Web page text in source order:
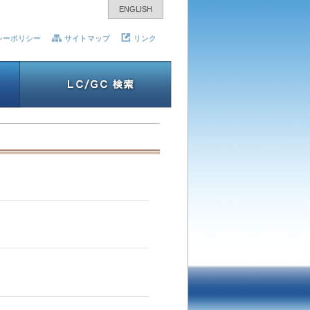
ENGLISH
ーポリシー サイトマップ リンク